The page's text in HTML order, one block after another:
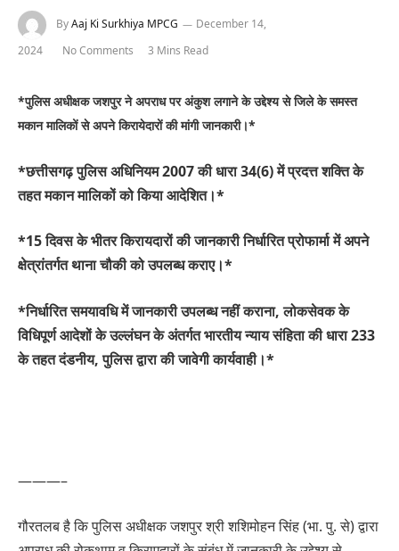
ByAaj Ki Surkhiya MPCG
December 14,
2024
No Comments 3 Mins Read
*पुलिस अधीक्षक जशपुर ने अपराध पर अंकुश लगाने के उद्देश्य से जिले के समस्त
मकान मालिकों से अपने किरायेदारों की मांगी जानकारी।*
*छत्तीसगढ़ पुलिस अधिनियम 2007 की धारा 34(6) में प्रदत्त शक्ति के
तहत मकान मालिकों को किया आदेशित।*
*15 दिवस के भीतर किरायदारों की जानकारी निर्धारित प्रोफार्मा में अपने
क्षेत्रांतर्गत थाना चौकी को उपलब्ध कराए।*
*निर्धारित समयावधि में जानकारी उपलब्ध नहीं कराना, लोकसेवक के
विधिपूर्ण आदेशों के उल्लंघन के अंतर्गत भारतीय न्याय संहिता की धारा 233
के तहत दंडनीय, पुलिस द्वारा की जावेगी कार्यवाही।*
———–
गौरतलब है कि पुलिस अधीक्षक जशपुर श्री शशिमोहन सिंह (भा. पु. से) द्वारा